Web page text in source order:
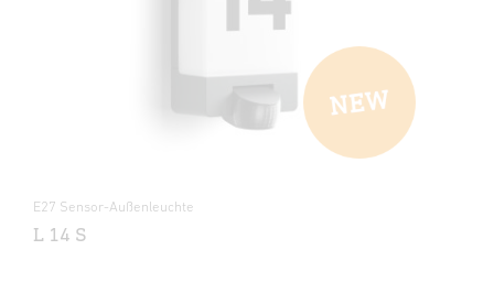
E27 Sensor-Außenleuchte
L 14 S